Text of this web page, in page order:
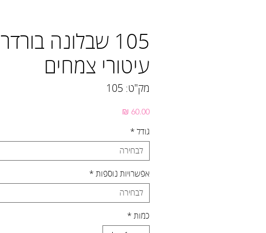
105 שבלונה בורדר
עיטורי צמחים
מק"ט: 105
גודל *
לבחירה
אפשרויות נוספות *
לבחירה
כמות *